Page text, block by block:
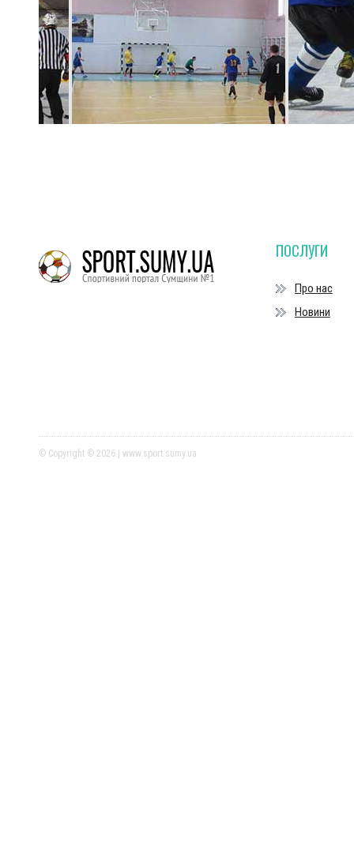
ПОСЛУГИ
Про нас
Новини
© Copyright © 2026 | www.sport.sumy.ua